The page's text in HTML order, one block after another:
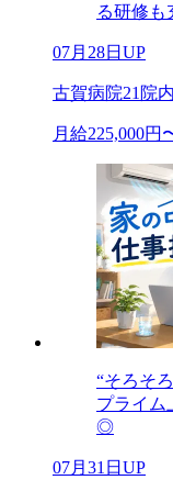
る研修も
07月28日UP
古賀病院21院
月給225,000円
“そろそ
プライム
◎
07月31日UP